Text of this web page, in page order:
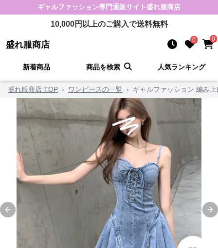
ギャルファッション専門通販サイト盛れ服商店
10,000円以上のご購入で送料無料
盛れ服商店 0 0
新着商品 商品を検索 人気ランキング
盛れ服商店 TOP › ワンピースの一覧 › ギャルファッション 編み
Previous slide